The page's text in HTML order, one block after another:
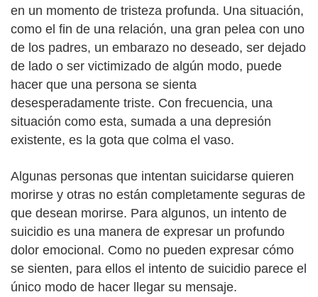
en un momento de tristeza profunda. Una situación,
como el fin de una relación, una gran pelea con uno
de los padres, un embarazo no deseado, ser dejado
de lado o ser victimizado de algún modo, puede
hacer que una persona se sienta
desesperadamente triste. Con frecuencia, una
situación como esta, sumada a una depresión
existente, es la gota que colma el vaso.
Algunas personas que intentan suicidarse quieren
morirse y otras no están completamente seguras de
que desean morirse. Para algunos, un intento de
suicidio es una manera de expresar un profundo
dolor emocional. Como no pueden expresar cómo
se sienten, para ellos el intento de suicidio parece el
único modo de hacer llegar su mensaje.